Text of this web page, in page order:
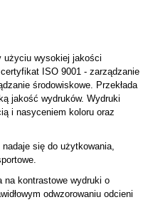
użyciu wysokiej jakości
ISO 9001 - zarządzanie
środowiskowe. Przekłada
jakość wydruków. Wydruki
i nasyceniem koloru oraz
nadaje się do użytkowania,
na kontrastowe wydruki o
odwzorowaniu odcieni